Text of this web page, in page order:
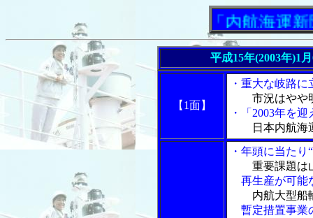
「内航海運新聞」ニ
平成15年(2003年
【1面】
・重大な岐路
市況はやや
・「2003年を
日本内航
・年頭に当たり
重要課題は
再生産が可能
内航大型
暫定措置事業